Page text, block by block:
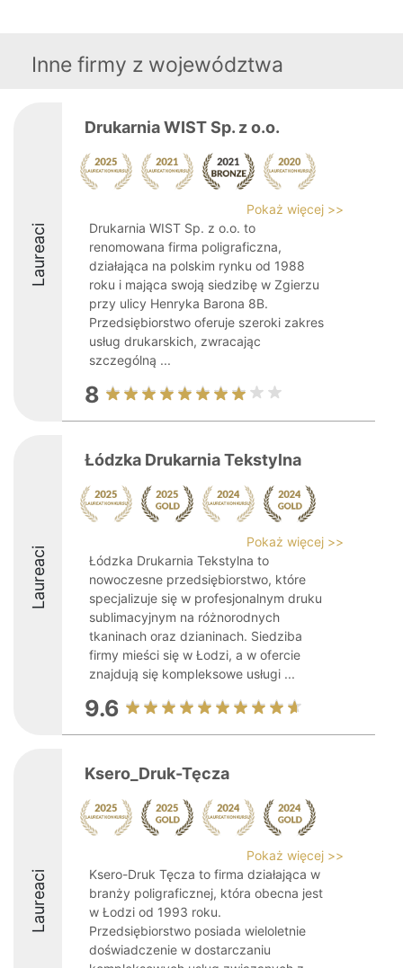
Inne firmy z województwa
Laureaci
Drukarnia WIST Sp. z o.o.
Pokaż więcej >>
Drukarnia WIST Sp. z o.o. to
renomowana firma poligraficzna,
działająca na polskim rynku od 1988
roku i mająca swoją siedzibę w Zgierzu
przy ulicy Henryka Barona 8B.
Przedsiębiorstwo oferuje szeroki zakres
usług drukarskich, zwracając
szczególną ...
8
Laureaci
Łódzka Drukarnia Tekstylna
Pokaż więcej >>
Łódzka Drukarnia Tekstylna to
nowoczesne przedsiębiorstwo, które
specjalizuje się w profesjonalnym druku
sublimacyjnym na różnorodnych
tkaninach oraz dzianinach. Siedziba
firmy mieści się w Łodzi, a w ofercie
znajdują się kompleksowe usługi ...
9.6
Laureaci
Ksero_Druk-Tęcza
Pokaż więcej >>
Ksero-Druk Tęcza to firma działająca w
branży poligraficznej, która obecna jest
w Łodzi od 1993 roku.
Przedsiębiorstwo posiada wieloletnie
doświadczenie w dostarczaniu